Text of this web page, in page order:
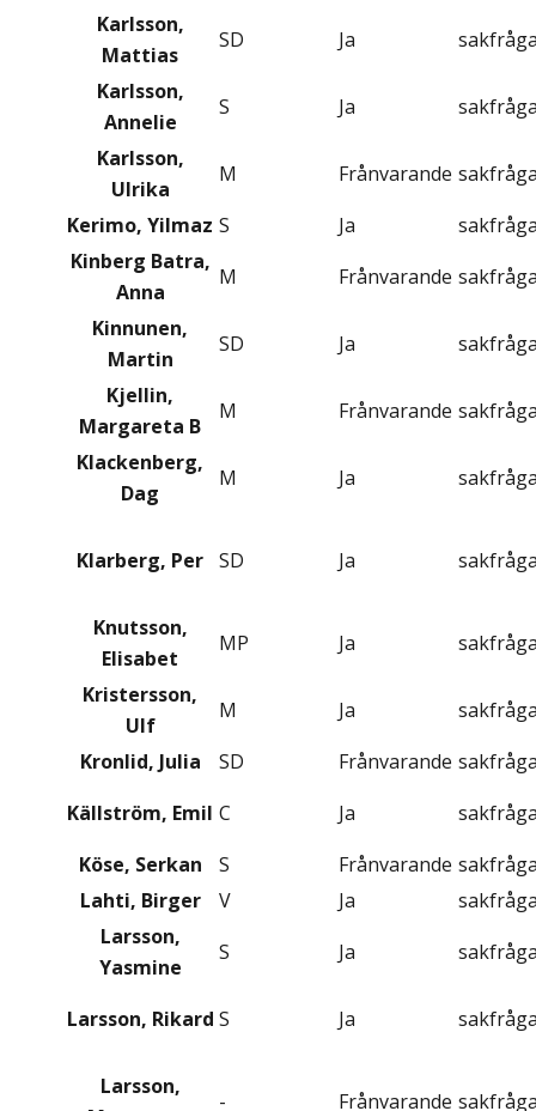
Karlsson,
Mattias
SD Ja
Karlsson,
Annelie
S Ja
Karlsson,
Ulrika
M Frånvarande
Kerimo, Yilmaz S Ja
Kinberg Batra,
Anna
M Frånvarande
Kinnunen,
Martin
SD Ja
Kjellin,
Margareta B
M Frånvarande
Klackenberg,
Dag
M Ja
Klarberg, Per SD Ja
Knutsson,
Elisabet
MP Ja
Kristersson,
Ulf
M Ja
Kronlid, Julia
SD Frånvarande
Källström, Emil C Ja
Köse, Serkan
S Frånvarande
Lahti, Birger
V Ja
Larsson,
Yasmine
S Ja
Larsson, Rikard S Ja
Larsson,
- Frånvarande